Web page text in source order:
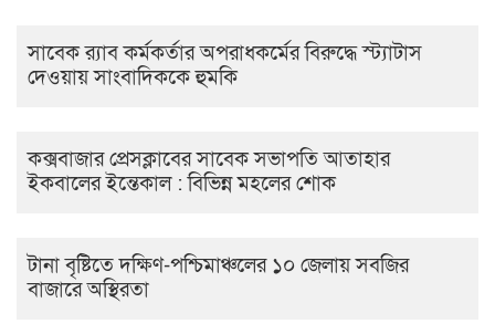
সাবেক র‍্যাব কর্মকর্তার অপরাধকর্মের বিরুদ্ধে স্ট্যাটাস
দেওয়ায় সাংবাদিককে হুমকি
কক্সবাজার প্রেসক্লাবের সাবেক সভাপতি আতাহার
ইকবালের ইন্তেকাল : বিভিন্ন মহলের শোক
টানা বৃষ্টিতে দক্ষিণ-পশ্চিমাঞ্চলের ১০ জেলায় সবজির
বাজারে অস্থিরতা